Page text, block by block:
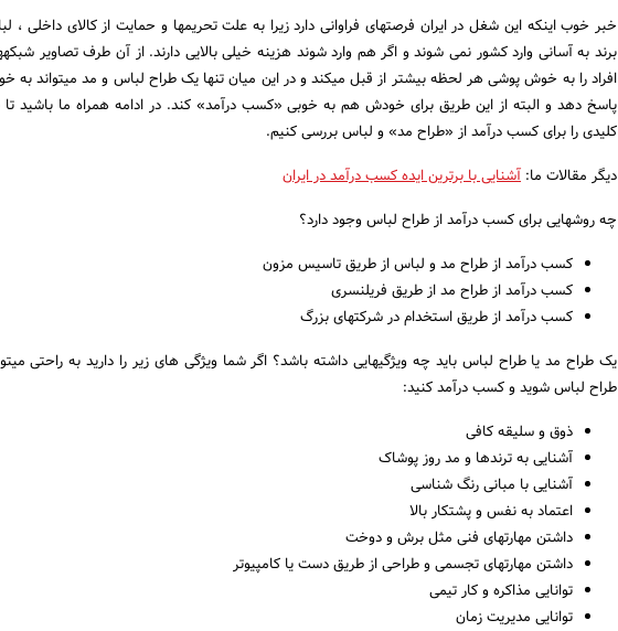
خبر خوب اینکه این شغل در ایران فرصت­های فراوانی دارد زیرا به علت تحریم­ها و حمایت از کالای داخلی ،
برند به آسانی وارد کشور نمی ­شوند و اگر هم وارد شوند هزینه خیلی بالایی دارند. از آن طرف تصاویر
افراد را به خوش پوشی هر لحظه بیشتر از قبل می­کند و در این میان تنها یک طراح لباس و مد می­تواند به
پاسخ دهد و البته از این طریق برای خودش هم به خوبی «کسب درآمد» کند. در ادامه همراه ما باشید
کلیدی را برای کسب درآمد از «طراح مد» و لباس بررسی کنیم.
دیگر مقالات ما: آشنایی با برترین ایده کسب درآمد در ایران
چه روش­هایی برای کسب درآمد از طراح لباس وجود دارد؟
کسب درآمد از طراح مد و لباس از طریق تاسیس مزون
کسب درآمد از طراح مد از طریق فریلنسری
کسب درآمد از طریق استخدام در شرکت­های بزرگ
یک طراح مد یا طراح لباس باید چه ویژگی­هایی داشته باشد؟ اگر شما ویژگی های زیر را دارید به راحتی
طراح لباس شوید و کسب درآمد کنید:
ذوق و سلیقه کافی
آشنایی به ترندها و مد روز پوشاک
آشنایی با مبانی رنگ شناسی
اعتماد به نفس و پشتکار بالا
داشتن مهارت­های فنی مثل برش و دوخت
داشتن مهارت­های تجسمی و طراحی از طریق دست یا کامپیوتر
توانایی مذاکره و کار تیمی
توانایی مدیریت زمان